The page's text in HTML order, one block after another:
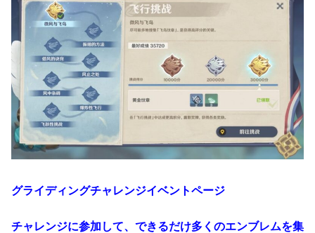
グライディングチャレンジイベントページ
チャレンジに参加して、できるだけ多くのエンブレムを集